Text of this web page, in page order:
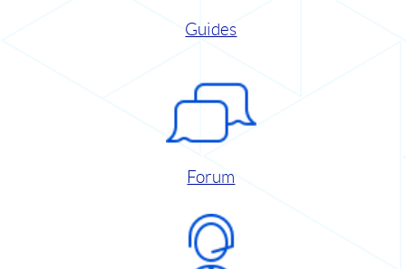
Guides
Forum